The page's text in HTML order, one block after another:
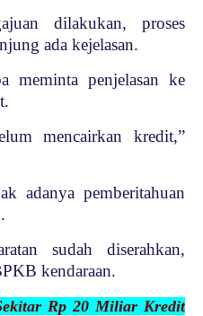
dilakukan, proses
ada kejelasan.
meminta penjelasan ke
mencairkan kredit,”
adanya pemberitahuan
sudah diserahkan,
kendaraan.
Rp 20 Miliar Kredit